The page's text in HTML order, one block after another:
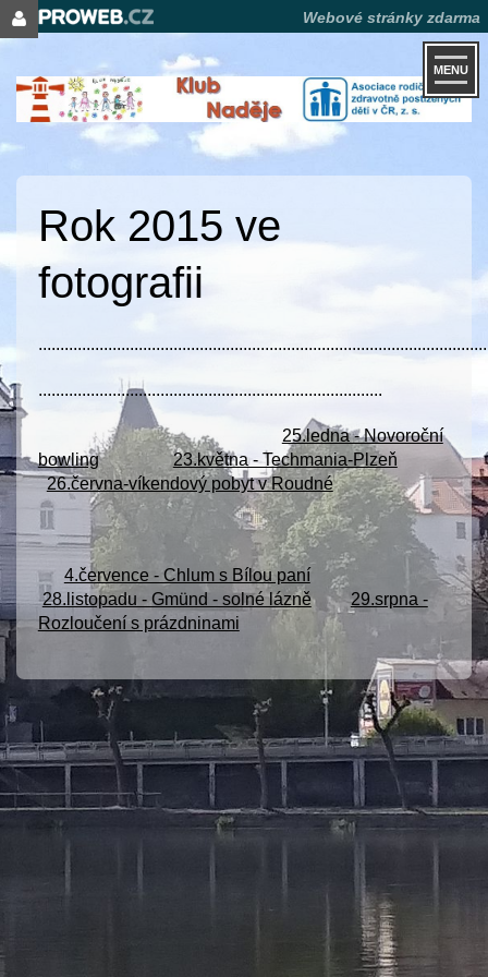
MENU
Rok 2015 ve
fotografii
...............................................................................
25.ledna - Novoroční
bowling
23.května - Techmania-Plzeň
26.června-víkendový pobyt v Roudné
4.července - Chlum s Bílou paní
28.listopadu - Gmünd - solné lázně
29.srpna -
Rozloučení s prázdninami
Webové stránky zdarma